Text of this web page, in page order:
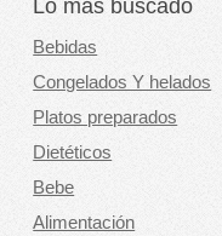
Lo más buscado
Bebidas
Congelados Y helados
Platos preparados
Dietéticos
Bebe
Alimentación